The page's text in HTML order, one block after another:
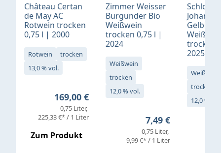
Château Certan
de May AC
Rotwein trocken
0,75 l | 2000
Rotwein
trocken
13,0 % vol.
Regulärer Preis:
169,00 €
0,75 Liter
225,33 €* / 1 Liter
Zum Produkt
Zimmer Weisser
Burgunder Bio
Weißwein
trocken 0,75 l |
2024
Weißwein
trocken
12,0 % vol.
Regulärer Preis:
7,49 €
0,75 Liter
9,99 €* / 1 Liter
Schloß
Gelblack
trocken
2025
Weißwein
trocken
12,0 % vol.